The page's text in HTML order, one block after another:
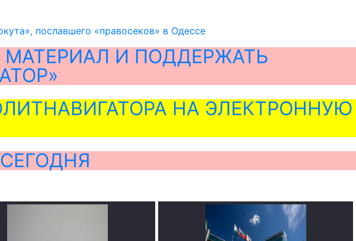
пославшего «правосеков» в Одессе
И ПОДДЕРЖАТЬ
НА ЭЛЕКТРОННУЮ